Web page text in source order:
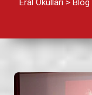
Eral Okulları > Blog